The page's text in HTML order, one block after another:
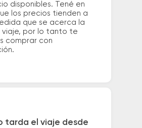
disponibles. Tené en
los precios tienden a
que se acerca la
viaje, por lo tanto te
comprar con
tarda el viaje desde